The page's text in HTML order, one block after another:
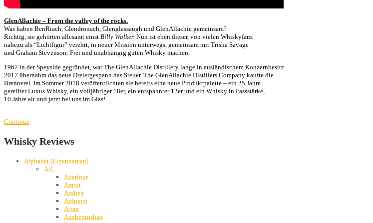
GlenAllachie – From the valley of the rocks.
Was haben BenRiach, Glendronach, Glenglassaugh und GlenAllachie gemeinsam?
Richtig, sie gehörten allesamt einst Billy Walker. Nun ist eben dieser, von vielen Whiskyfans
nahezu als “Lichtfigur” verehrt, in neuer Mission unterwegs, gemeinsam mit Trisha Savage
und Graham Stevenson: Frei und unabhängig guten Whisky machen.
1967 in der Speyside gegründet, war The GlenAllachie Distillery lange in ausländischem Konzernbesitz.
2017 übernahm das neue Dreiergespann das Steuer. The GlenAllachie Distillers Company kaufte die
Brennerei. Im Sommer 2018 veröffentlichten sie bereits eine neue Produktpalette – ein 25 Jahre
gereifter Luxus Whisky, ein volljähriger 18er, ein entspannter 12er und ein Whisky in Fassstärke,
10 Jahre alt und jetzt bei uns im Glas!
Continue
Whisky Reviews
Alphabet (Eigennamen)
A-C
Aberlour
Amrut
Ardbeg
Ardmore
Arran
Auchentoshan